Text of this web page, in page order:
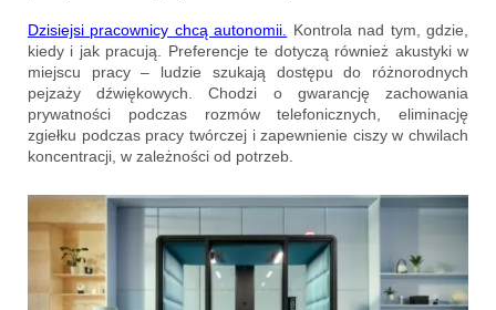
Dzisiejsi pracownicy chcą autonomii. Kontrola nad tym, gdzie,
kiedy i jak pracują. Preferencje te dotyczą również akustyki w
miejscu pracy – ludzie szukają dostępu do różnorodnych
pejzaży dźwiękowych. Chodzi o gwarancję zachowania
prywatności podczas rozmów telefonicznych, eliminację
zgiełku podczas pracy twórczej i zapewnienie ciszy w chwilach
koncentracji, w zależności od potrzeb.